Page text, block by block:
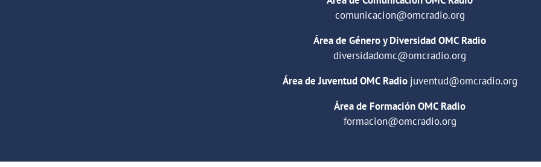
comunicacion@omcradio.org
Área de Género y Diversidad OMC Radio
diversidadomc@omcradio.org
Área de Juventud OMC Radio juventud@omcradio.org
Área de Formación OMC Radio
formacion@omcradio.org